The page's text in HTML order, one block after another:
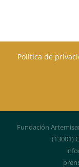
Política de
Fundación
(13001)